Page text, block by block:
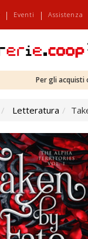
| Eventi | Assistenza
Per gli acquisti
Letteratura